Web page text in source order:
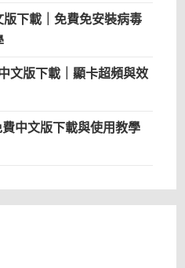
下載｜免費免安裝病毒
文版下載｜顯卡超頻與效
中文版下載與使用教學